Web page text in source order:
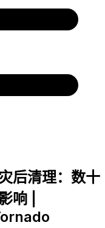
后清理：数十
响 |